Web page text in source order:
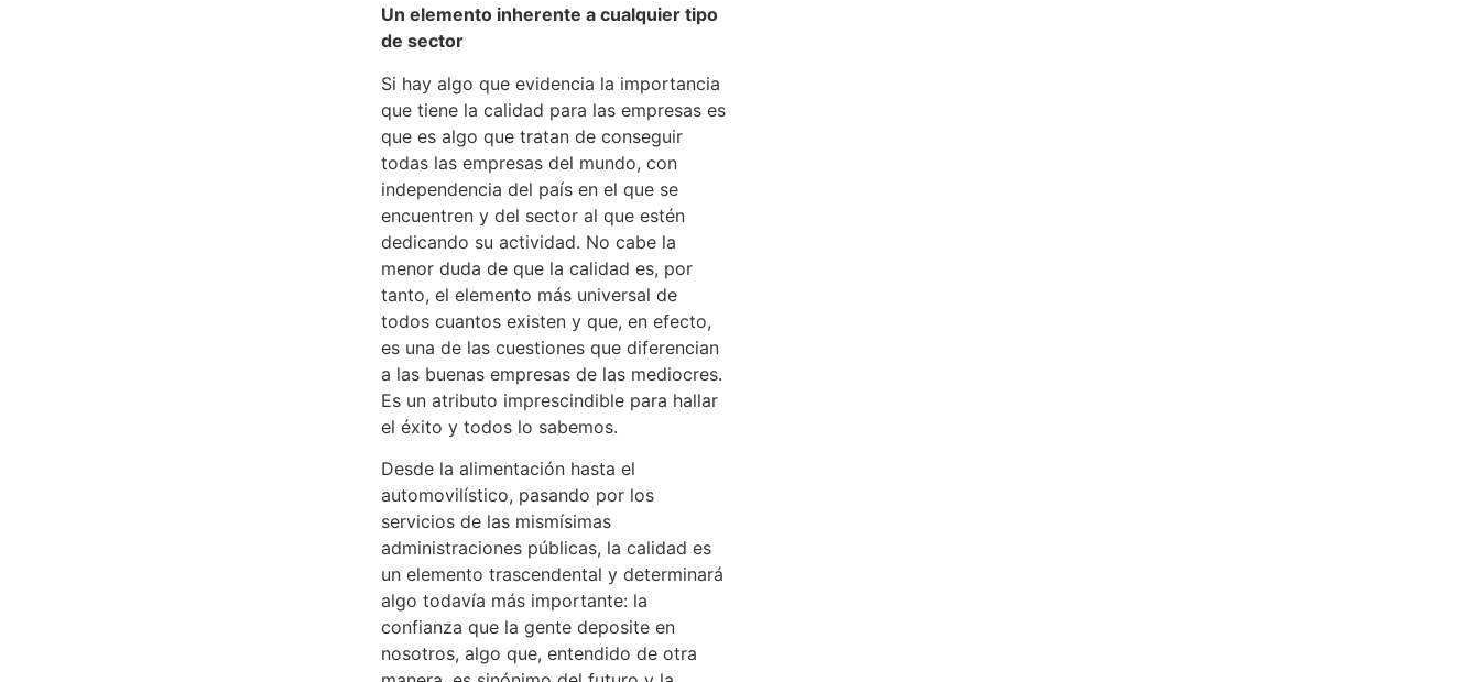
Un elemento inherente a cualquier tipo
de sector
Si hay algo que evidencia la importancia
que tiene la calidad para las empresas es
que es algo que tratan de conseguir
todas las empresas del mundo, con
independencia del país en el que se
encuentren y del sector al que estén
dedicando su actividad. No cabe la
menor duda de que la calidad es, por
tanto, el elemento más universal de
todos cuantos existen y que, en efecto,
es una de las cuestiones que diferencian
a las buenas empresas de las mediocres.
Es un atributo imprescindible para hallar
el éxito y todos lo sabemos.
Desde la alimentación hasta el
automovilístico, pasando por los
servicios de las mismísimas
administraciones públicas, la calidad es
un elemento trascendental y determinará
algo todavía más importante: la
confianza que la gente deposite en
nosotros, algo que, entendido de otra